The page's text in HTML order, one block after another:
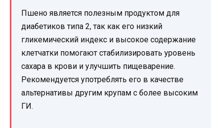
Пшено является полезным продуктом для
диабетиков типа 2, так как его низкий
гликемический индекс и высокое содержание
клетчатки помогают стабилизировать уровень
сахара в крови и улучшить пищеварение.
Рекомендуется употреблять его в качестве
альтернативы другим крупам с более высоким
ГИ.